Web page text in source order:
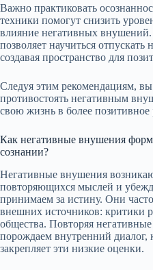
Важно практиковать
техники помогут снизить
влияние негативных внушений.
позволяет научиться
создавая пространство для
Следуя этим рекомендациям,
противостоять негативным
свою жизнь в более позитивное
Как негативные внушения
сознании?
Негативные внушения
повторяющихся мыслей и
принимаем за истину. Они
внешних источников: критики
общества. Повторяя
порождаем внутренний диалог,
закрепляет эти низкие оценки.